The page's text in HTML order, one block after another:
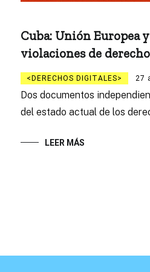
Cuba: Unión Europea
violaciones de
DERECHOS DIGITALES 27
Dos documentos
del estado actual de los
LEER MÁS